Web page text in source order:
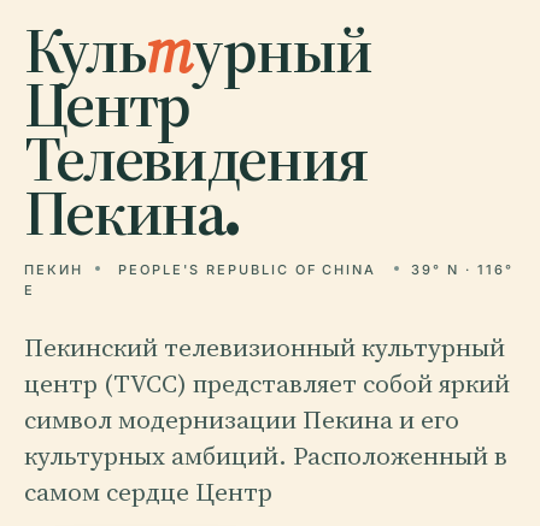
Культурный
Центр
Телевидения
Пекина.
ПЕКИН PEOPLE'S REPUBLIC OF CHINA
39° N · 116°
E
Пекинский телевизионный культурный
центр (TVCC) представляет собой яркий
символ модернизации Пекина и его
культурных амбиций. Расположенный в
самом сердце Центр